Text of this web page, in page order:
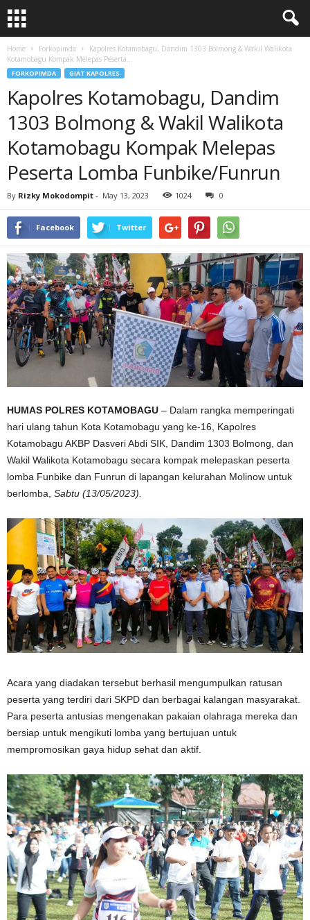
Home Forkopimda
Kapolres Kotamobagu, Dandim 1303 Bolmong & Wakil Walikota
Kotamobagu Kompak Melepas Peserta...
FORKOPIMDA GIAT KAPOLRES
Kapolres Kotamobagu, Dandim
1303 Bolmong & Wakil Walikota
Kotamobagu Kompak Melepas
Peserta Lomba Funbike/Funrun
By Rizky Mokodompit - May 13, 2023 1024 0
Facebook Twitter
HUMAS POLRES KOTAMOBAGU – Dalam rangka memperingati
hari ulang tahun Kota Kotamobagu yang ke-16, Kapolres
Kotamobagu AKBP Dasveri Abdi SIK, Dandim 1303 Bolmong, dan
Wakil Walikota Kotamobagu secara kompak melepaskan peserta
lomba Funbike dan Funrun di lapangan kelurahan Molinow untuk
berlomba, Sabtu (13/05/2023).
Acara yang diadakan tersebut berhasil mengumpulkan ratusan
peserta yang terdiri dari SKPD dan berbagai kalangan masyarakat.
Para peserta antusias mengenakan pakaian olahraga mereka dan
bersiap untuk mengikuti lomba yang bertujuan untuk
mempromosikan gaya hidup sehat dan aktif.